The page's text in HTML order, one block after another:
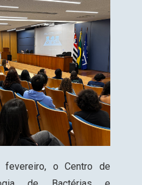
fevereiro, oCentro de